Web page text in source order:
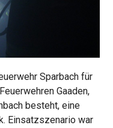
Sparbach für
Gaaden,
besteht, eine
Einsatzszenario war